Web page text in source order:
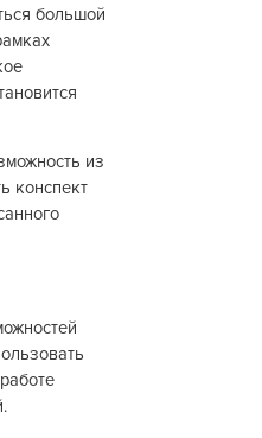
большой
из
конспект